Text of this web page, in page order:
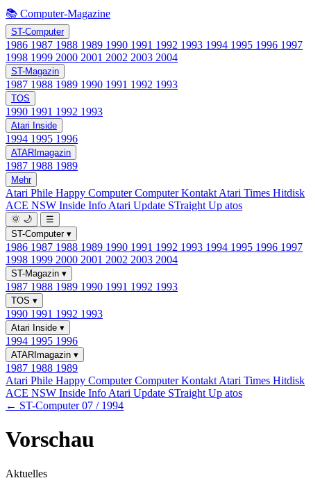
📚 Computer-Magazine
ST-Computer
1986 1987 1988 1989 1990 1991 1992 1993 1994 1995 1996 1997
1998 1999 2000 2001 2002 2003 2004
ST-Magazin
1987 1988 1989 1990 1991 1992 1993
TOS
1990 1991 1992 1993
Atari Inside
1994 1995 1996
ATARImagazin
1987 1988 1989
Mehr
Atari Phile Happy ComputerComputer Kontakt Atari Times Hitdisk
ACE NSW Inside Info Atari Update STraight Up atos
🌞 🌙
☰
ST-Computer ▾
1986 1987 1988 1989 1990 1991 1992 1993 1994 1995 1996 1997
1998 1999 2000 2001 2002 2003 2004
ST-Magazin ▾
1987 1988 1989 1990 1991 1992 1993
TOS ▾
1990 1991 1992 1993
Atari Inside ▾
1994 1995 1996
ATARImagazin ▾
1987 1988 1989
Atari Phile Happy ComputerComputer Kontakt Atari Times Hitdisk
ACE NSW Inside Info Atari Update STraight Up atos
← ST-Computer 07 / 1994
Vorschau
Aktuelles